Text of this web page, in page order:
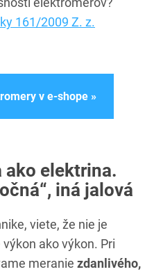
161/2009 Z. z.
v e-shope »
ako elektrina.
iná jalová
viete, že nie je
ako výkon. Pri
meranie zdanlivého,